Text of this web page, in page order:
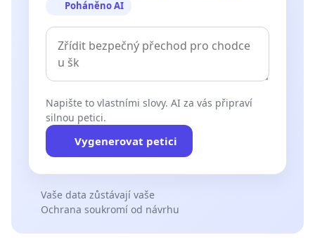
Poháněno AI
Napište to vlastními slovy. AI za vás připraví
silnou petici.
Vygenerovat petici
Vaše data zůstávají vaše
Ochrana soukromí od návrhu